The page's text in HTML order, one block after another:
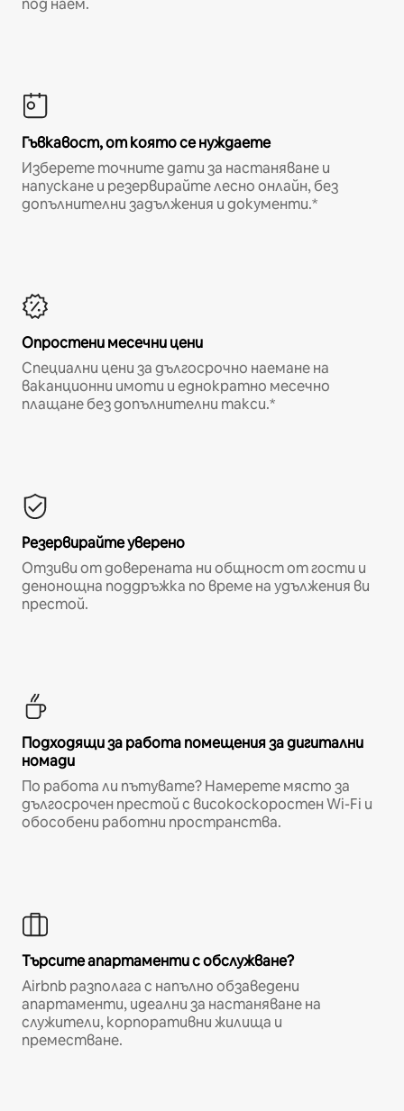
Гъвкавост, от която се нуждаете
Изберете точните дати за настаняване и
напускане и резервирайте лесно онлайн, без
допълнителни задължения и документи.*
Опростени месечни цени
Специални цени за дългосрочно наемане на
ваканционни имоти и еднократно месечно
плащане без допълнителни такси.*
Резервирайте уверено
Отзиви от доверената ни общност от гости и
денонощна поддръжка по време на удължения ви
престой.
Подходящи за работа помещения за дигитални
номади
По работа ли пътувате? Намерете място за
дългосрочен престой с високоскоростен Wi-Fi и
обособени работни пространства.
Търсите апартаменти с обслужване?
Airbnb разполага с напълно обзаведени
апартаменти, идеални за настаняване на
служители, корпоративни жилища и
преместване.